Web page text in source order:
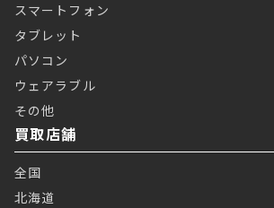
スマートフォン
タブレット
パソコン
ウェアラブル
その他
買取店舗
全国
北海道